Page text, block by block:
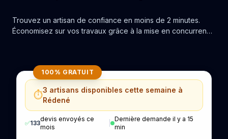
Trouvez un artisan de confiance en moins de 2 minutes.
Économisez sur vos travaux grâce à la mise en concurrence
100% GRATUIT
⏱️3 artisans disponibles cette semaine à
Rédené
✅133
devis envoyés ce
mois
Dernière demande il y a 15
min